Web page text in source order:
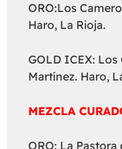
ORO:Los
Haro, La Rioja.
GOLD ICEX: Los
Martínez. Haro,
MEZCLA
ORO: La